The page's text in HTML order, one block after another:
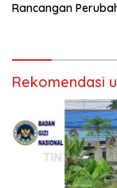
Rancangan
Rekomendasi